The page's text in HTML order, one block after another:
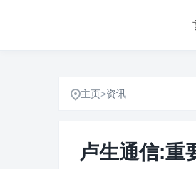
主页>资讯
卢生通信:重